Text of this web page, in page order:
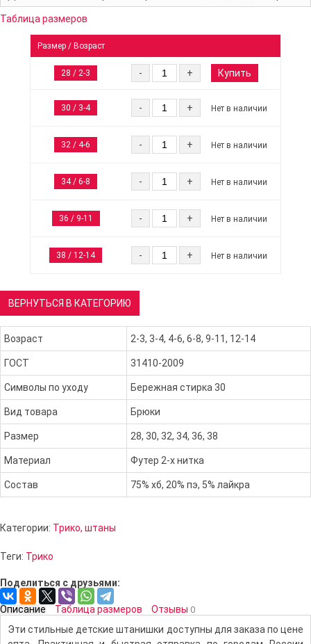
Таблица размеров
Размер / Возраст
28 / 2-3 - + Купить
30 / 3-4 - + Нет в наличии
32 / 4-6 - + Нет в наличии
34 / 6-8 - + Нет в наличии
36 / 9-11 - + Нет в наличии
38 / 12-14 - + Нет в наличии
ВЕРНУТЬСЯ В КАТЕГОРИЮ
Возраст 2-3, 3-4, 4-6, 6-8, 9-11, 12-14
ГОСТ 31410-2009
Символы по уходу Бережная стирка 30
Вид товара Брюки
Размер 28, 30, 32, 34, 36, 38
Материал Футер 2-х нитка
Состав 75% хб, 20% пэ, 5% лайкра
Категории: Трико, штаны
Теги: Трико
Поделиться с друзьями:
Описание Таблица размеров Отзывы 0
Эти стильные детские штанишки доступны для заказа по цене